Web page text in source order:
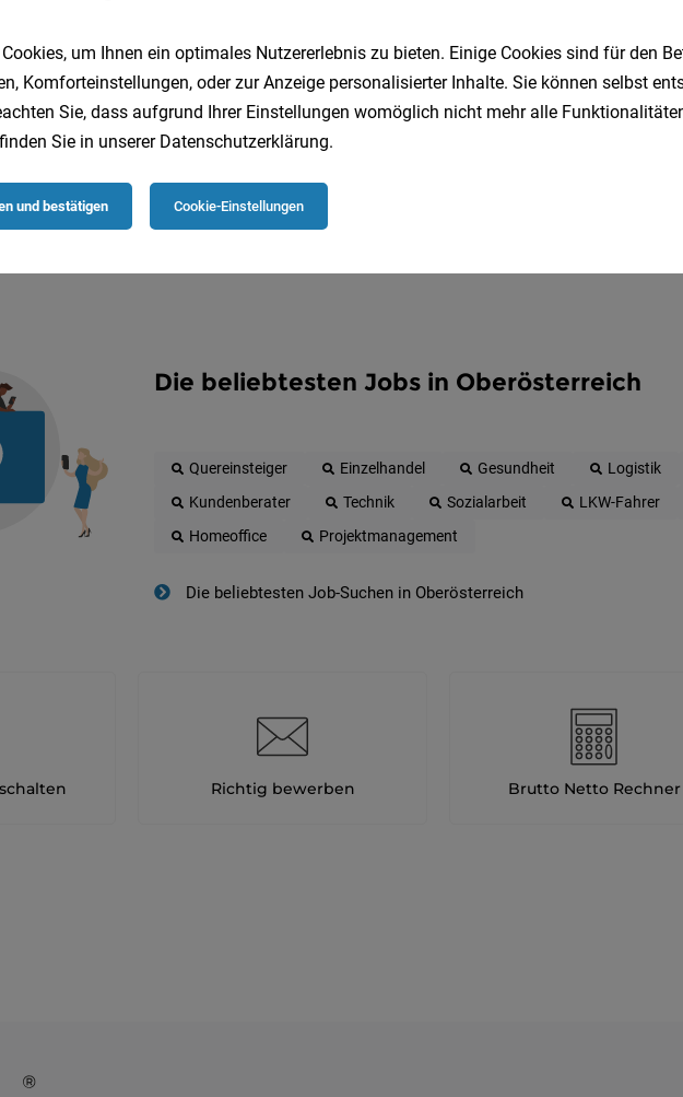
Erhalte alle neuen Stellenangebote automatisch
Die beliebtesten Jobs in Oberösterreich
Quereinsteiger Einzelhandel Gesundheit Logistik
Kundenberater
Technik Sozialarbeit LKW-Fahrer
Homeoffice
Projektmanagement
Die beliebtesten Job-Suchen in Oberösterreich
Richtig bewerben Brutto Netto Rechner
um Ihnen ein optimales Nutzererlebnis zu bieten. Einige Cookies sind für den
Komforteinstellungen, oder zur Anzeige personalisierter Inhalte. Sie können selbst
Sie, dass aufgrund Ihrer Einstellungen womöglich nicht mehr alle
Sie in unserer Datenschutzerklärung.
und bestätigen Cookie-Einstellungen